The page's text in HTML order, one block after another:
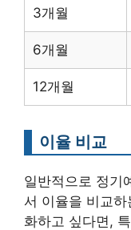
3개월
6개월
12개월
이율 비교
일반적으로 정기
서 이율을 비교
화하고 싶다면,